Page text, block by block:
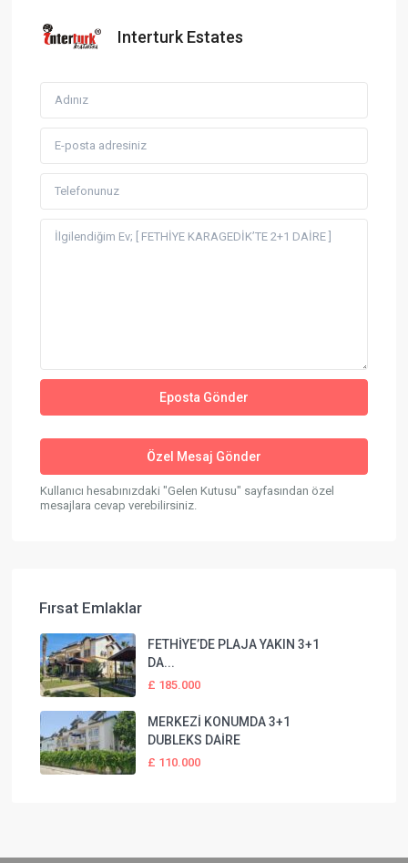
Interturk Estates
Kullanıcı hesabınızdaki "Gelen Kutusu" sayfasından özel
mesajlara cevap verebilirsiniz.
Fırsat Emlaklar
FETHİYE’DE PLAJA YAKIN 3+1
DA...
£ 185.000
MERKEZİ KONUMDA 3+1
DUBLEKS DAİRE
£ 110.000